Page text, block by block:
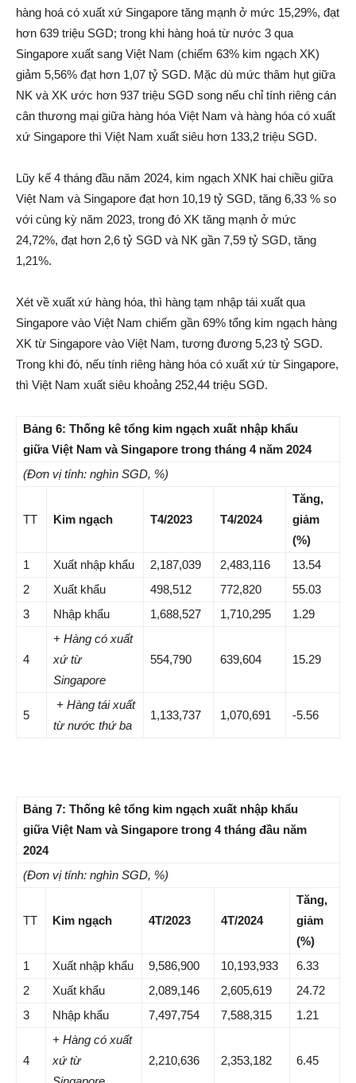
hàng hoá có xuất xứ Singapore tăng mạnh ở mức 15,29%, đạt
hơn 639 triệu SGD; trong khi hàng hoá từ nước 3 qua
Singapore xuất sang Việt Nam (chiếm 63% kim ngạch XK)
giảm 5,56% đạt hơn 1,07 tỷ SGD. Mặc dù mức thâm hụt giữa
NK và XK ước hơn 937 triệu SGD song nếu chỉ tính riêng cán
cân thương mại giữa hàng hóa Việt Nam và hàng hóa có xuất
xứ Singapore thì Việt Nam xuất siêu hơn 133,2 triệu SGD.
Lũy kế 4 tháng đầu năm 2024, kim ngạch XNK hai chiều giữa
Việt Nam và Singapore đạt hơn 10,19 tỷ SGD, tăng 6,33 % so
với cùng kỳ năm 2023, trong đó XK tăng mạnh ở mức
24,72%, đạt hơn 2,6 tỷ SGD và NK gần 7,59 tỷ SGD, tăng
1,21%.
Xét về xuất xứ hàng hóa, thì hàng tạm nhập tái xuất qua
Singapore vào Việt Nam chiếm gần 69% tổng kim ngạch hàng
XK từ Singapore vào Việt Nam, tương đương 5,23 tỷ SGD.
Trong khi đó, nếu tính riêng hàng hóa có xuất xứ từ Singapore,
thì Việt Nam xuất siêu khoảng 252,44 triệu SGD.
Bảng 6: Thống kê tổng kim ngạch xuất nhập khẩu
giữa Việt Nam và Singapore trong tháng 4 năm 2024
(Đơn vị tính: nghìn SGD, %)
TT Kim ngạch T4/2023 T4/2024
Tăng,
giảm
(%)
1
Xuất nhập khẩu 2,187,039 2,483,116
13.54
2
Xuất khẩu 498,512 772,820
55.03
3
Nhập khẩu 1,688,527 1,710,295 1.29
4
+ Hàng có xuất
xứ từ
Singapore
554,790 639,604 15.29
5
+ Hàng tái xuất
từ nước thứ ba
1,133,737 1,070,691 -5.56
Bảng 7: Thống kê tổng kim ngạch xuất nhập khẩu
giữa Việt Nam và Singapore trong 4 tháng đầu năm
2024
(Đơn vị tính: nghìn SGD, %)
TT Kim ngạch 4T/2023 4T/2024
Tăng,
giảm
(%)
1
Xuất nhập khẩu 9,586,900 10,193,933
6.33
2
Xuất khẩu 2,089,146 2,605,619
24.72
3
Nhập khẩu 7,497,754 7,588,315 1.21
4
+ Hàng có xuất
xứ từ
2,210,636 2,353,182 6.45